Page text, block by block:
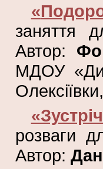
«
заняття
Автор:
МДОУ
розваги
Автор: